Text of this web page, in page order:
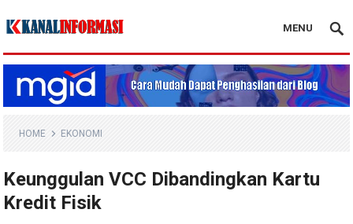
Blog Kanal Info
MENU
HOME EKONOMI
Keunggulan VCC Dibandingkan Kartu
Kredit Fisik